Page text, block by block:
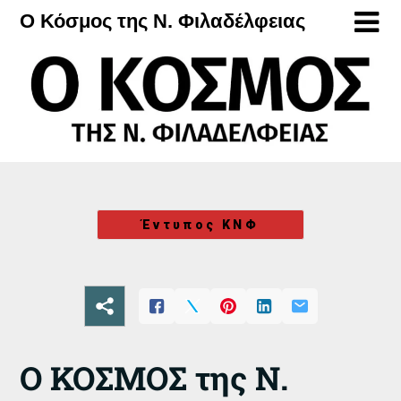
Μετάβαση
περιεχόμενο
Ο Κόσμος της Ν. Φιλαδέλφειας
Έντυπος ΚΝΦ
Ο ΚΟΣΜΟΣ της Ν.